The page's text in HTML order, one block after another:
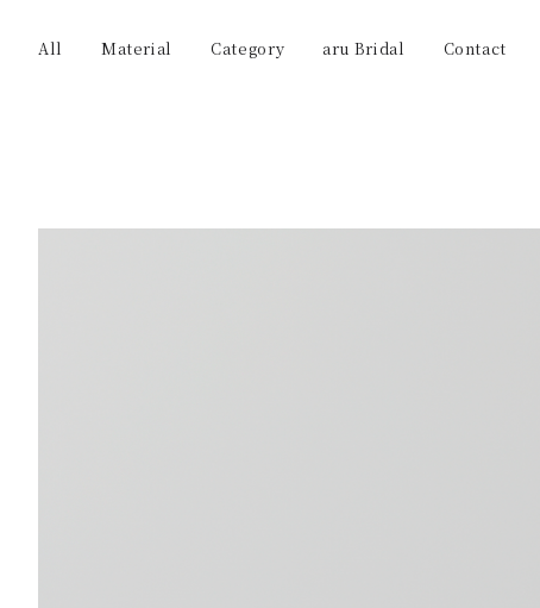
All Material Category aru Bridal Contact